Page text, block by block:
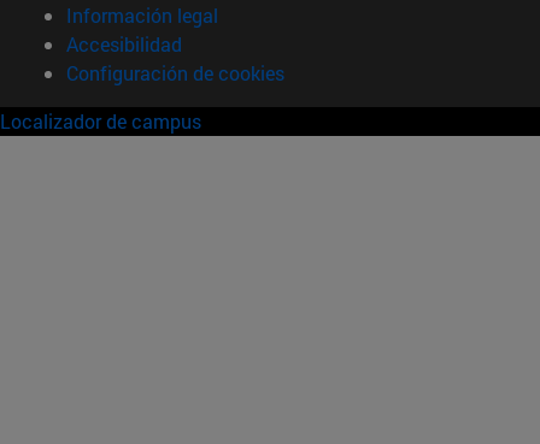
Información legal
Accesibilidad
Configuración de cookies
Localizador de campus